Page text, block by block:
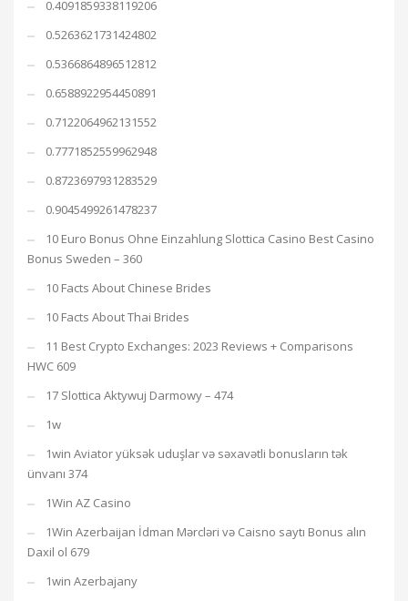
0.4091859338119206
0.5263621731424802
0.5366864896512812
0.6588922954450891
0.7122064962131552
0.7771852559962948
0.8723697931283529
0.9045499261478237
10 Euro Bonus Ohne Einzahlung Slottica Casino Best Casino
Bonus Sweden – 360
10 Facts About Chinese Brides
10 Facts About Thai Brides
11 Best Crypto Exchanges: 2023 Reviews + Comparisons
HWC 609
17 Slottica Aktywuj Darmowy – 474
1w
1win Aviator yüksək uduşlar və səxavətli bonusların tək
ünvanı 374
1Win AZ Casino
1Win Azerbaijan İdman Mərcləri və Caisno saytı Bonus alın
Daxil ol 679
1win Azerbajany